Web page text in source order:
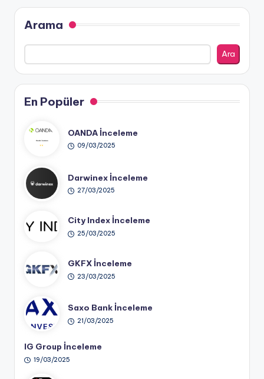
Arama
Ara
En Popüler
OANDA İnceleme
09/03/2025
Darwinex İnceleme
27/03/2025
City Index İnceleme
25/03/2025
GKFX İnceleme
23/03/2025
Saxo Bank İnceleme
21/03/2025
IG Group İnceleme
19/03/2025